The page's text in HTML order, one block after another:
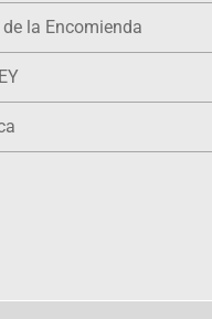
la Encomienda